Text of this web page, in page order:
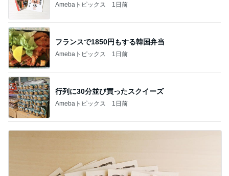
Amebaトピックス 1日前
フランスで1850円もする韓国弁当
Amebaトピックス 1日前
行列に30分並び買ったスクイーズ
Amebaトピックス 1日前